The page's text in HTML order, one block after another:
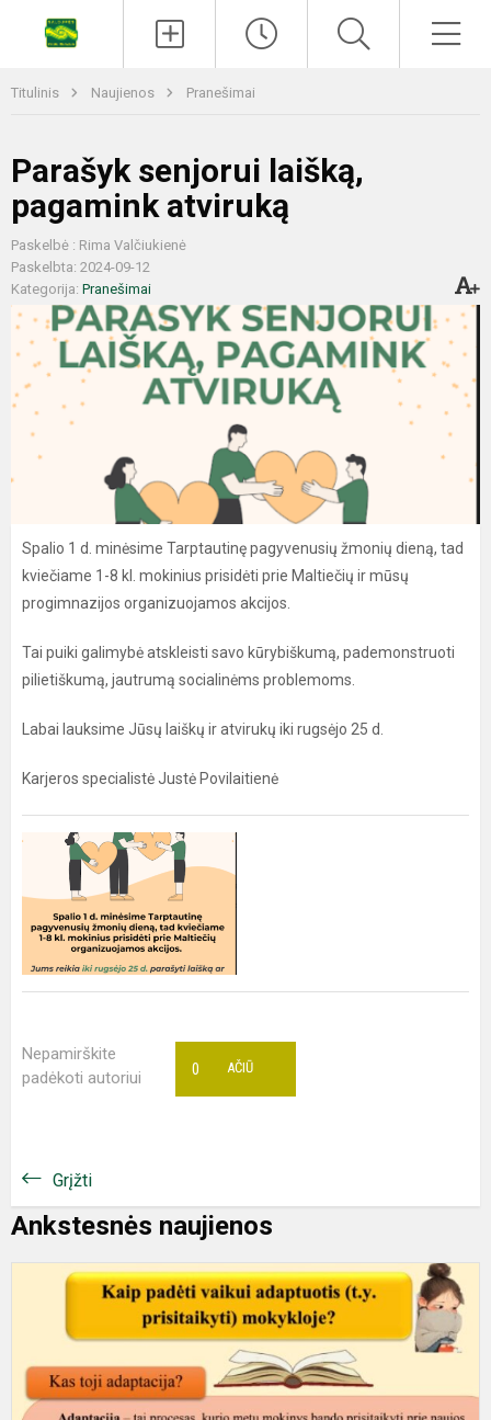
Titulinis Naujienos Pranešimai
Parašyk senjorui laišką,
pagamink atviruką
Paskelbė : Rima Valčiukienė
Paskelbta: 2024-09-12
Kategorija: Pranešimai
Spalio 1 d. minėsime Tarptautinę pagyvenusių žmonių dieną, tad
kviečiame 1-8 kl. mokinius prisidėti prie Maltiečių ir mūsų
progimnazijos organizuojamos akcijos.
Tai puiki galimybė atskleisti savo kūrybiškumą, pademonstruoti
pilietiškumą, jautrumą socialinėms problemoms.
Labai lauksime Jūsų laiškų ir atvirukų iki rugsėjo 25 d.
Karjeros specialistė Justė Povilaitienė
Nepamirškite
padėkoti autoriui
AČIŪ
0
Grįžti
Ankstesnės naujienos